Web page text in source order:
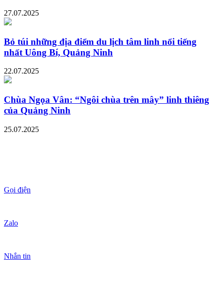
27.07.2025
Bỏ túi những địa điểm du lịch tâm linh nổi tiếng
nhất Uông Bí, Quảng Ninh
22.07.2025
Chùa Ngọa Vân: “Ngôi chùa trên mây” linh thiêng
của Quảng Ninh
25.07.2025
Gọi điện
Zalo
Nhắn tin